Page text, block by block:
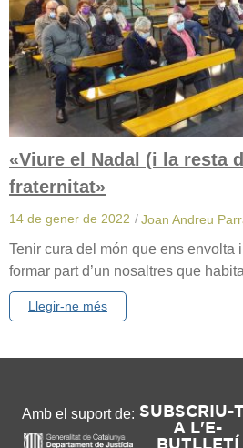
«Viure el Nadal (i la resta
fraternitat»
14 de gener de 2022 /Joan Andreu
Tenir cura del món que ens envolta
formar part d’un nosaltres que
Llegir-ne més
Amb el suport de: SUBSCRIU-
A L'E-
BUTLLETÍ